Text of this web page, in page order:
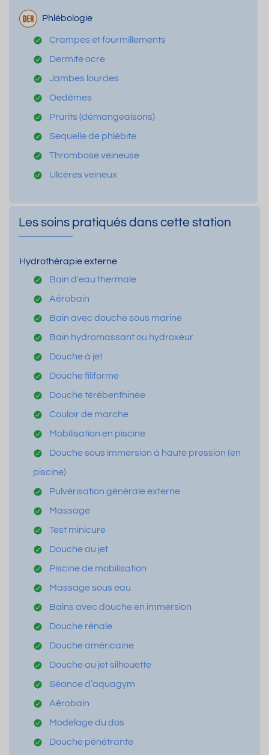
Phlébologie
Crampes et fourmillements
Dermite ocre
Jambes lourdes
Oedèmes
Prurits (démangeaisons)
Sequelle de phlébite
Thrombose veineuse
Ulcères veineux
Les soins pratiqués dans cette station
Hydrothérapie externe
Bain d'eau thermale
Aérobain
Bain avec douche sous marine
Bain hydromassant ou hydroxeur
Douche à jet
Douche filiforme
Douche térébenthinée
Couloir de marche
Mobilisation en piscine
Douche sous immersion à haute pression (en
piscine)
Pulvérisation générale externe
Massage
Test minicure
Douche au jet
Piscine de mobilisation
Massage sous eau
Bains avec douche en immersion
Douche rénale
Douche américaine
Douche au jet silhouette
Séance d’aquagym
Aérobain
Modelage du dos
Douche pénétrante